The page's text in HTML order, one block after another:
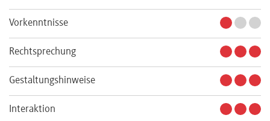
Vorkenntnisse
Rechtsprechung
Gestaltungshinweise
Interaktion